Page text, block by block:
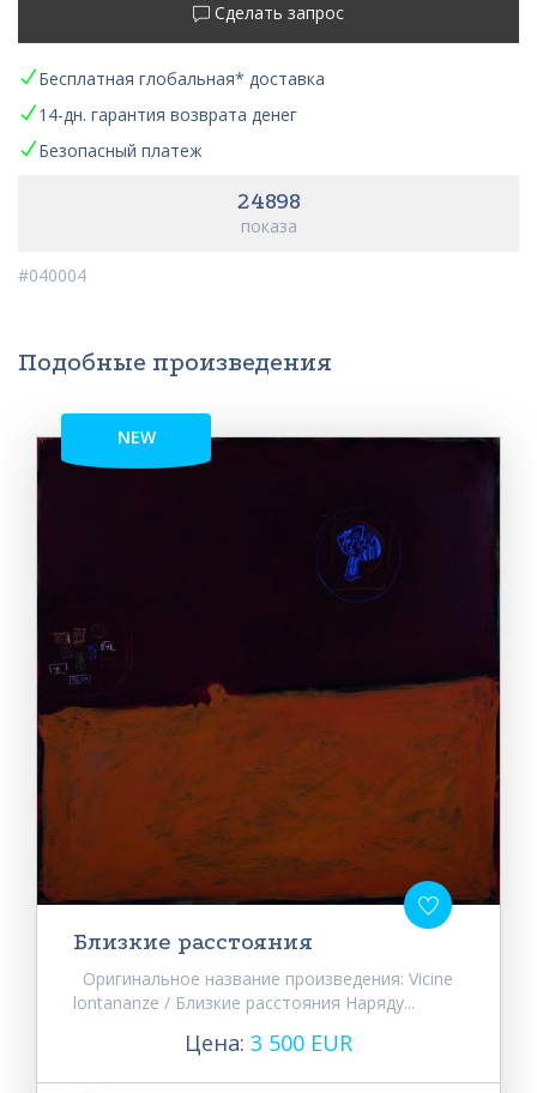
Сделать запрос
Бесплатная глобальная* доставка
14-дн. гарантия возврата денег
Безопасный платеж
24898
показа
#040004
Подобные произведения
NEW
Близкие расстояния
Оригинальное название произведения: Vicine
lontananze / Близкие расстояния Наряду...
Цена: 3 500 EUR